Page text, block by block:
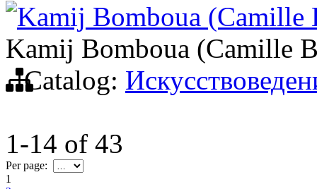
Kamij Bomboua (Camille
Kamij Bomboua (Camille
Catalog:
1-14 of 43
Per page:
1